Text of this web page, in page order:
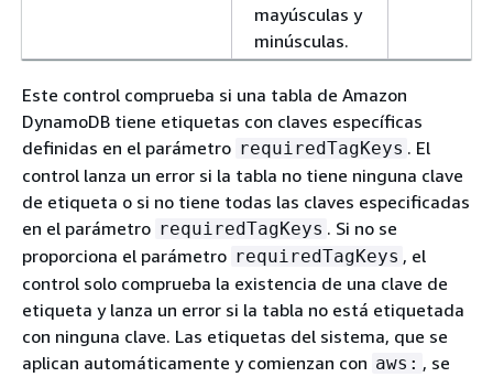
mayúsculas y
minúsculas.
Este control comprueba si una tabla de Amazon
DynamoDB tiene etiquetas con claves específicas
definidas en el parámetro requiredTagKeys . El
control lanza un error si la tabla no tiene ninguna clave
de etiqueta o si no tiene todas las claves especificadas
en el parámetro requiredTagKeys . Si no se
proporciona el parámetro requiredTagKeys , el
control solo comprueba la existencia de una clave de
etiqueta y lanza un error si la tabla no está etiquetada
con ninguna clave. Las etiquetas del sistema, que se
aplican automáticamente y comienzan con aws: , se